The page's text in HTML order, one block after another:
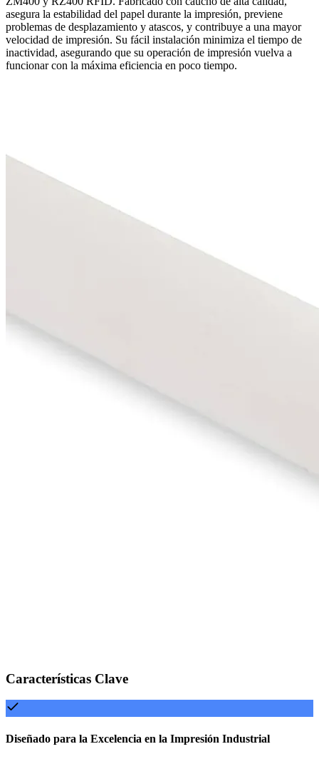
asegura la estabilidad del papel durante la impresión, previene
problemas de desplazamiento y atascos, y contribuye a una mayor
velocidad de impresión. Su fácil instalación minimiza el tiempo de
inactividad, asegurando que su operación de impresión vuelva a
funcionar con la máxima eficiencia en poco tiempo.
Características Clave
Diseñado para la Excelencia en la Impresión Industrial